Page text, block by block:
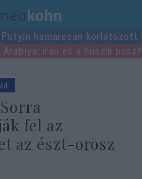
Putyin hamarosan
Arabiya: Irán és a húszik
fel az
az észt-orosz